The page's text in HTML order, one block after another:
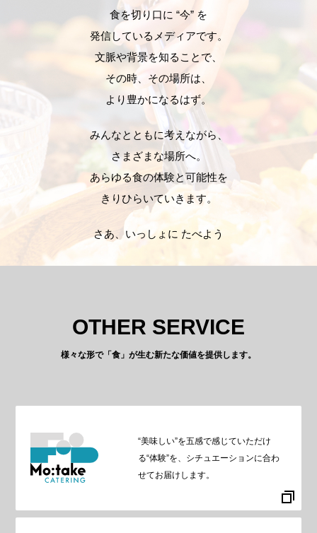
食を切り口に “今” を
発信しているメディアです。
文脈や背景を知ることで、
その時、その場所は、
より豊かになるはず。
みんなとともに考えながら、
さまざまな場所へ。
あらゆる食の体験と可能性を
きりひらいていきます。
さあ、いっしょに たべよう
OTHER SERVICE
様々な形で「食」が生む新たな価値を提供します。
“美味しい”を五感で感じていただけ
る“体験”を、シチュエーションに合わ
せてお届けします。